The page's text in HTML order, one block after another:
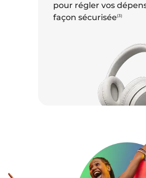
pour régler vos
façon sécurisée(3)